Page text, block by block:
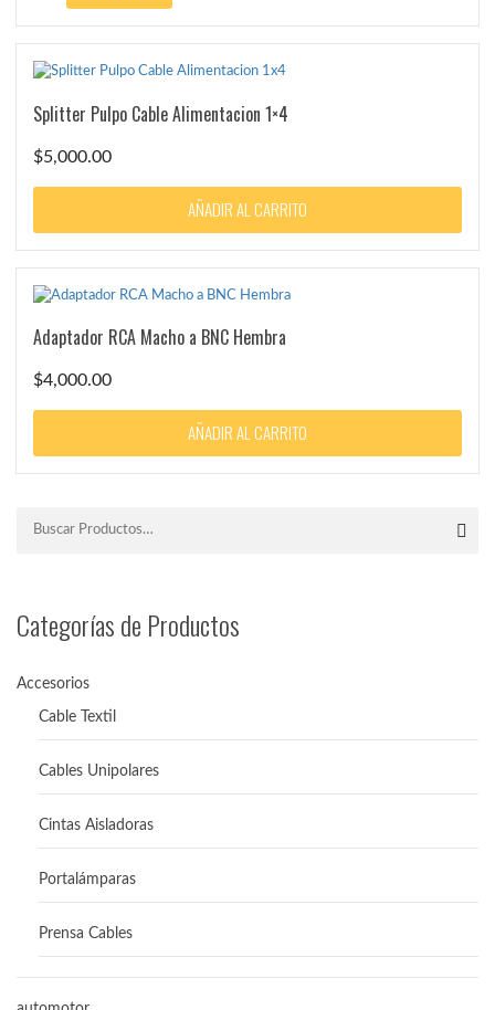
Splitter Pulpo Cable Alimentacion 1×4
$5,000.00
AÑADIR AL CARRITO
Adaptador RCA Macho a BNC Hembra
$4,000.00
AÑADIR AL CARRITO
Categorías de Productos
Accesorios
Cable Textil
Cables Unipolares
Cintas Aisladoras
Portalámparas
Prensa Cables